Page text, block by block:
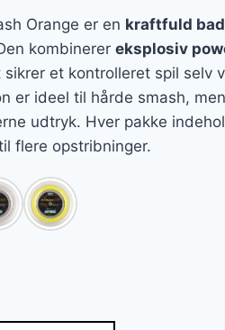
Orange er en kraftfuld
kombinerer eksplosiv
et kontrolleret spil selv
er ideel til hårde smash,
udtryk. Hver pakke
flere opstribninger.